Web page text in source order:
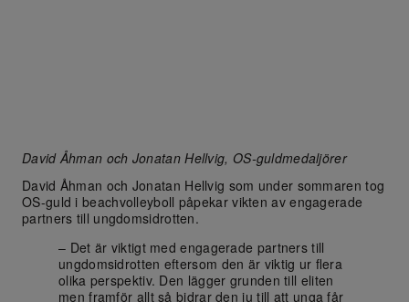
David Åhman och Jonatan Hellvig, OS-guldmedaljörer
David Åhman och Jonatan Hellvig som under sommaren tog
OS-guld i beachvolleyboll påpekar vikten av engagerade
partners till ungdomsidrotten.
– Det är viktigt med engagerade partners till
ungdomsidrotten eftersom den är viktig ur flera
olika perspektiv. Den lägger grunden till eliten
men framför allt så bidrar den ju till att unga får